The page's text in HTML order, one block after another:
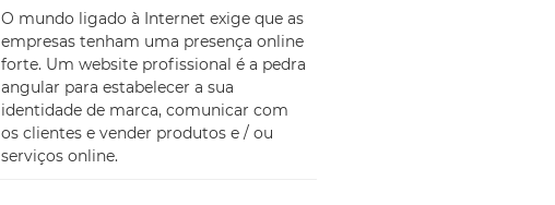
O mundo ligado à Internet exige que as
empresas tenham uma presença online
forte. Um website profissional é a pedra
angular para estabelecer a sua
identidade de marca, comunicar com
os clientes e vender produtos e / ou
serviços online.